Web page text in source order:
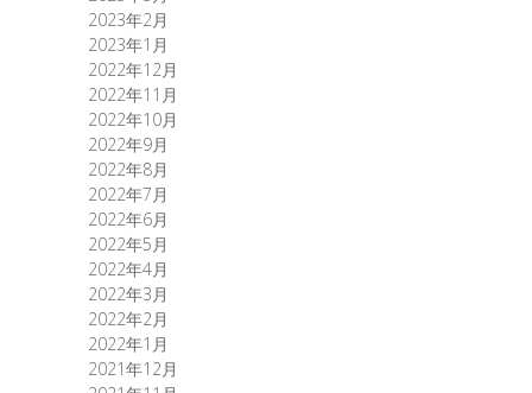
2023年2月
2023年1月
2022年12月
2022年11月
2022年10月
2022年9月
2022年8月
2022年7月
2022年6月
2022年5月
2022年4月
2022年3月
2022年2月
2022年1月
2021年12月